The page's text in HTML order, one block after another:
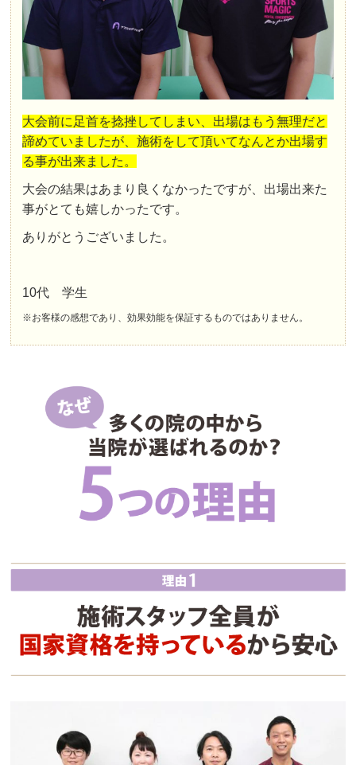
大会前に足首を捻挫してしまい、出場はもう無理だと
諦めていましたが、施術をして頂いてなんとか出場す
る事が出来ました。
大会の結果はあまり良くなかったですが、出場出来た
事がとても嬉しかったです。
ありがとうございました。
10代 学生
※お客様の感想であり、効果効能を保証するものではありません。